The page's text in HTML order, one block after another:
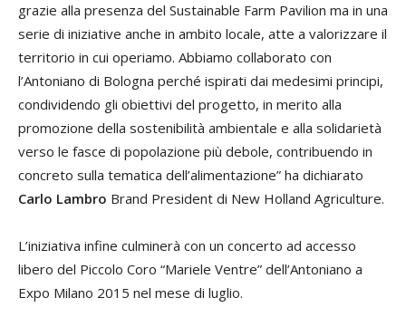
grazie alla presenza del Sustainable Farm Pavilion ma in una
serie di iniziative anche in ambito locale, atte a valorizzare il
territorio in cui operiamo. Abbiamo collaborato con
l’Antoniano di Bologna perché ispirati dai medesimi principi,
condividendo gli obiettivi del progetto, in merito alla
promozione della sostenibilità ambientale e alla solidarietà
verso le fasce di popolazione più debole, contribuendo in
concreto sulla tematica dell’alimentazione” ha dichiarato
Carlo Lambro Brand President di New Holland Agriculture.
L’iniziativa infine culminerà con un concerto ad accesso
libero del Piccolo Coro “Mariele Ventre” dell’Antoniano a
Expo Milano 2015 nel mese di luglio.